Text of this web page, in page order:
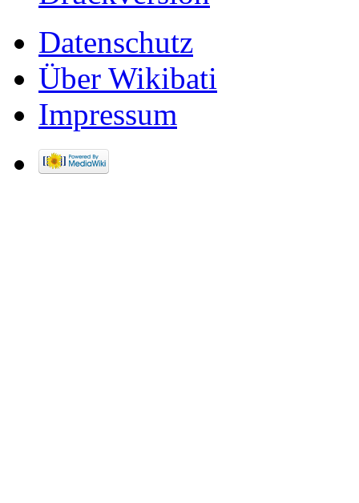
Datenschutz
Über Wikibati
Impressum